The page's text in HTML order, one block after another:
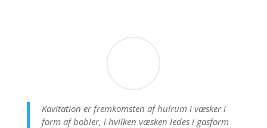
Kavitation er fremkomsten af hulrum i væsker i
form af bobler, i hvilken væsken ledes i gasform